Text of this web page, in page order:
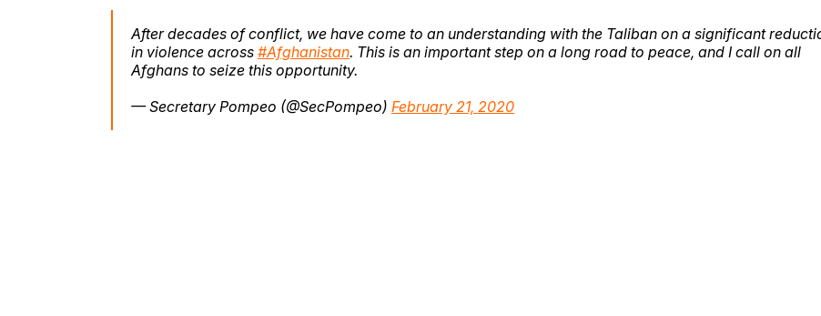
After decades of conflict, we have come to an understanding with the Taliban on a significant
in violence across #Afghanistan. This is an important step on a long road to peace, and I call on all
Afghans to seize this opportunity.
— Secretary Pompeo (@SecPompeo) February 21, 2020